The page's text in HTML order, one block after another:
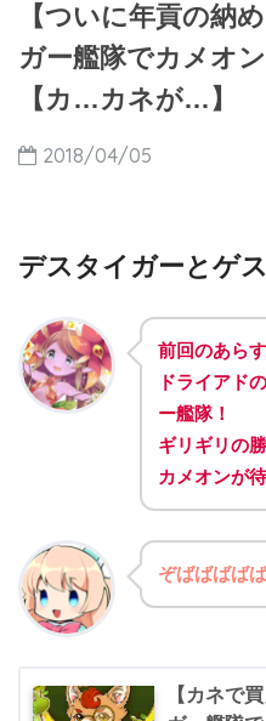
【ついに年貢の納
ガー艦隊でカメオ
【カ…カネが…】
2018/04/05
デスタイガーとゲ
前回のあらす
ドライアド
ー艦隊！
ギリギリの
カメオンが
ぞばばばば
【カネで